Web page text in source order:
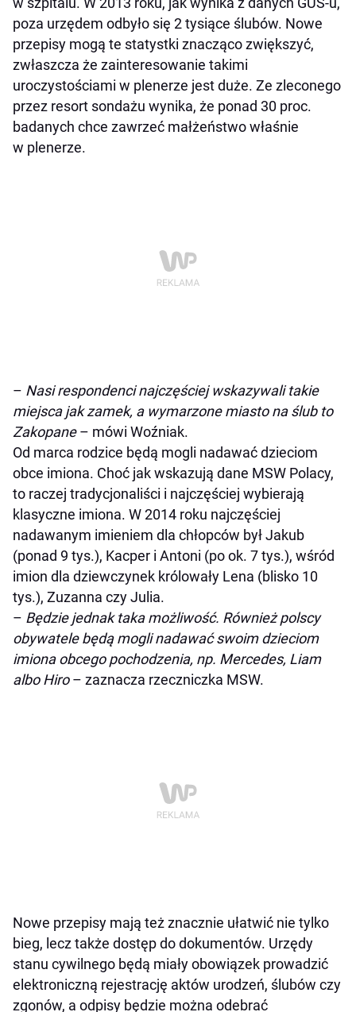
poza urzędem odbyło się 2 tysiące ślubów. Nowe
przepisy mogą te statystki znacząco zwiększyć,
zwłaszcza że zainteresowanie takimi
uroczystościami w plenerze jest duże. Ze zleconego
przez resort sondażu wynika, że ponad 30 proc.
badanych chce zawrzeć małżeństwo właśnie
w plenerze.
– Nasi respondenci najczęściej wskazywali takie
miejsca jak zamek, a wymarzone miasto na ślub to
Zakopane– mówi Woźniak.
Od marca rodzice będą mogli nadawać dzieciom
obce imiona. Choć jak wskazują dane MSW Polacy,
to raczej tradycjonaliści i najczęściej wybierają
klasyczne imiona. W 2014 roku najczęściej
nadawanym imieniem dla chłopców był Jakub
(ponad 9 tys.), Kacper i Antoni (po ok. 7 tys.), wśród
imion dla dziewczynek królowały Lena (blisko 10
tys.), Zuzanna czy Julia.
– Będzie jednak taka możliwość. Również polscy
obywatele będą mogli nadawać swoim dzieciom
imiona obcego pochodzenia, np. Mercedes, Liam
albo Hiro– zaznacza rzeczniczka MSW.
Nowe przepisy mają też znacznie ułatwić nie tylko
bieg, lecz także dostęp do dokumentów. Urzędy
stanu cywilnego będą miały obowiązek prowadzić
elektroniczną rejestrację aktów urodzeń, ślubów czy
zgonów, a odpisy będzie można odebrać